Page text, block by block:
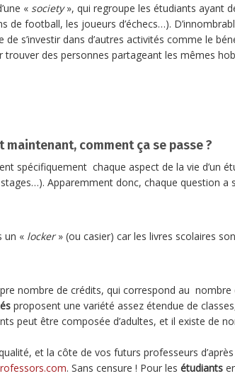
« society», qui regroupe les étudiants ayant
de football, les joueurs d’échecs…).
s’investir dans d’autres activités comme le
trouver des personnes partageant les mêmes
comment ça se passe ?
spécifiquement chaque aspect de la vie d’un
Apparemment donc, chaque question a
un « locker» (ou casier) car les livres scolaires
nombre de crédits, qui correspond au nombre
proposent une variété assez étendue de
peut être composée d’adultes, et il existe de
et la côte de vos futurs professeurs
. Sans censure ! Pour les étudiants